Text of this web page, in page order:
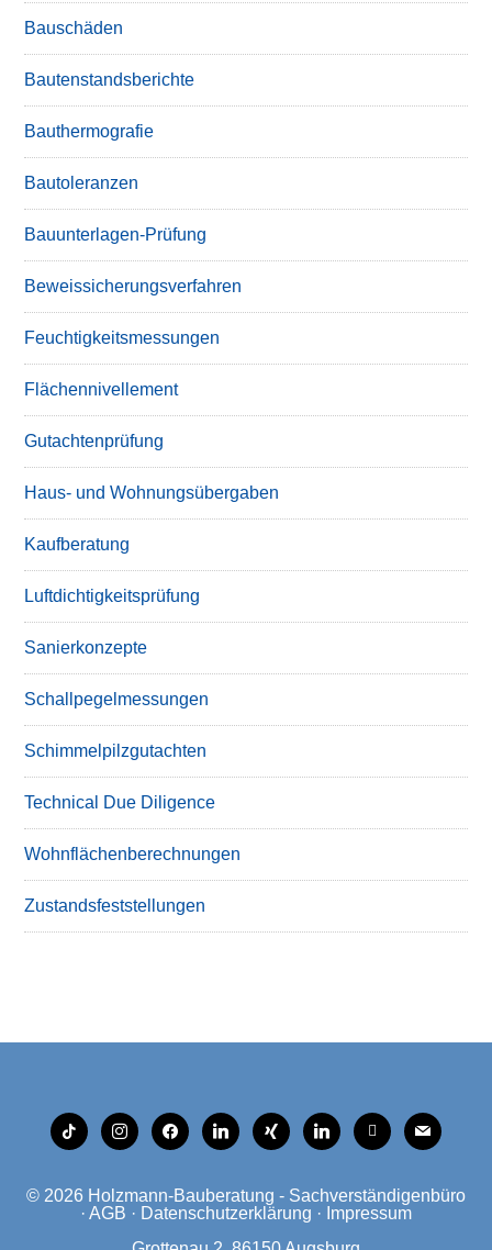
Bauschäden
Bautenstandsberichte
Bauthermografie
Bautoleranzen
Bauunterlagen-Prüfung
Beweissicherungsverfahren
Feuchtigkeitsmessungen
Flächennivellement
Gutachtenprüfung
Haus- und Wohnungsübergaben
Kaufberatung
Luftdichtigkeitsprüfung
Sanierkonzepte
Schallpegelmessungen
Schimmelpilzgutachten
Technical Due Diligence
Wohnflächenberechnungen
Zustandsfeststellungen
tiktok instagramfacebooklinkedinxing linkedinmobilemail
© 2026 Holzmann-Bauberatung - Sachverständigenbüro
· AGB · Datenschutzerklärung · Impressum